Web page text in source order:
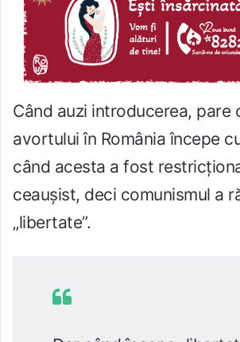
Când auzi introducerea, pare
avortului în România începe
când acesta a fost
ceaușist, deci comunismul a
„libertate”.